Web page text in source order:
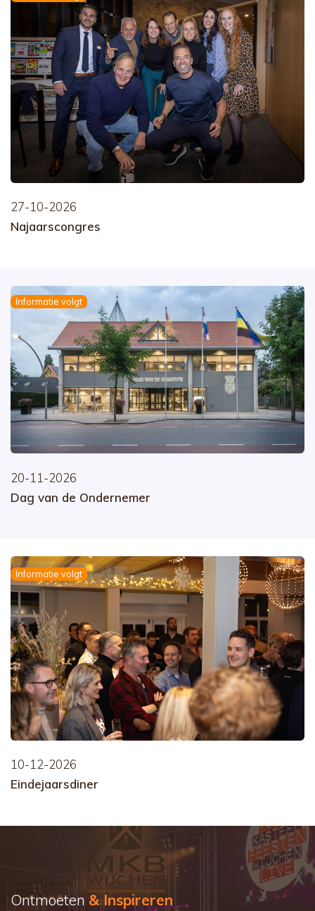
27-10-2026
Najaarscongres
Informatie volgt
20-11-2026
Dag van de Ondernemer
Informatie volgt
10-12-2026
Eindejaarsdiner
Ontmoeten & Inspireren